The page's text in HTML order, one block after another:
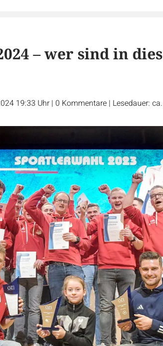
– wer sind in
19:33 Uhr | 0 Kommentare | Lesedauer: